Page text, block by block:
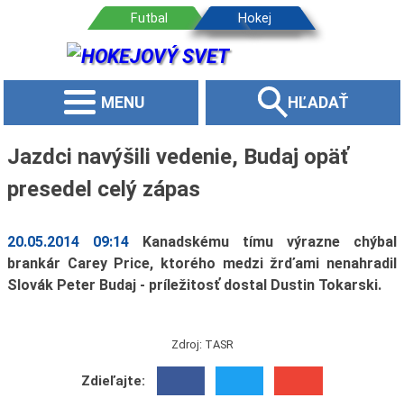
MENU HĽADAŤ
Jazdci navýšili vedenie, Budaj opäť
presedel celý zápas
20.05.2014 09:14
Kanadskému tímu výrazne chýbal
brankár Carey Price, ktorého medzi žrďami nenahradil
Slovák Peter Budaj - príležitosť dostal Dustin Tokarski.
Zdroj: TASR
Zdieľajte: